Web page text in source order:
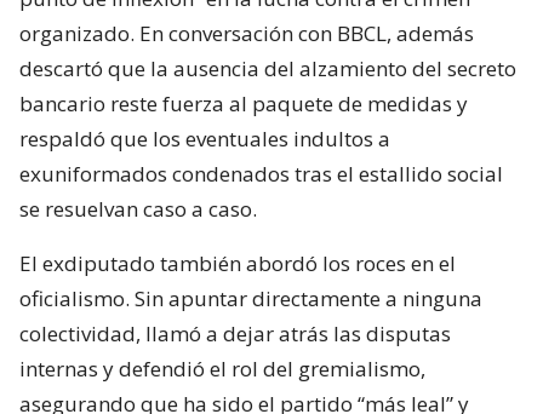
organizado. En conversación con BBCL, además
descartó que la ausencia del alzamiento del secreto
bancario reste fuerza al paquete de medidas y
respaldó que los eventuales indultos a
exuniformados condenados tras el estallido social
se resuelvan caso a caso.
El exdiputado también abordó los roces en el
oficialismo. Sin apuntar directamente a ninguna
colectividad, llamó a dejar atrás las disputas
internas y defendió el rol del gremialismo,
asegurando que ha sido el partido “más leal” y